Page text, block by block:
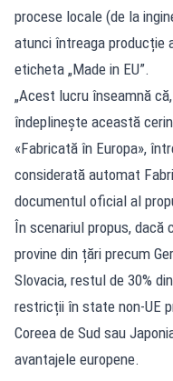
procese locale (de la
atunci întreaga producție
eticheta „Made in EU”.
„Acest lucru înseamnă
îndeplinește această
«Fabricată în Europa»,
considerată automat
documentul oficial al
În scenariul propus, dacă
provine din țări precum
Slovacia, restul de 30%
restricții în state non-UE
Coreea de Sud sau
avantajele europene.